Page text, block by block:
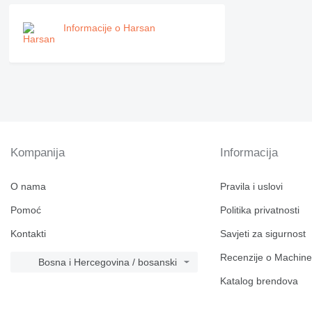
Informacije o Harsan
Kompanija
O nama
Pomoć
Kontakti
Bosna i Hercegovina / bosanski
Informacija
Pravila i uslovi
Politika privatnosti
Savjeti za sigurnost
Recenzije o
Katalog brendova